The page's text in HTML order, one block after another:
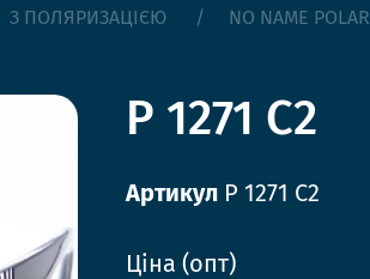
З ПОЛЯРИЗАЦІЄЮ NO NAME POLAR
P 1271 C2
Артикул P 1271 C2
Ціна (опт)